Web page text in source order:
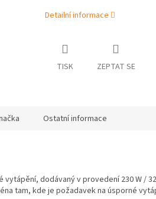
Detailní informace
TISK ZEPTAT SE
Ostatní informace
dodávaný v provedení 230 W /
tam, kde je požadavek na úsporné